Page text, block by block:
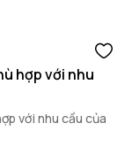
hợp với nhu
với nhu cầu của